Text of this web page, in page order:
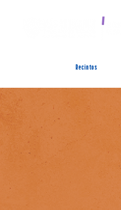
Recintos